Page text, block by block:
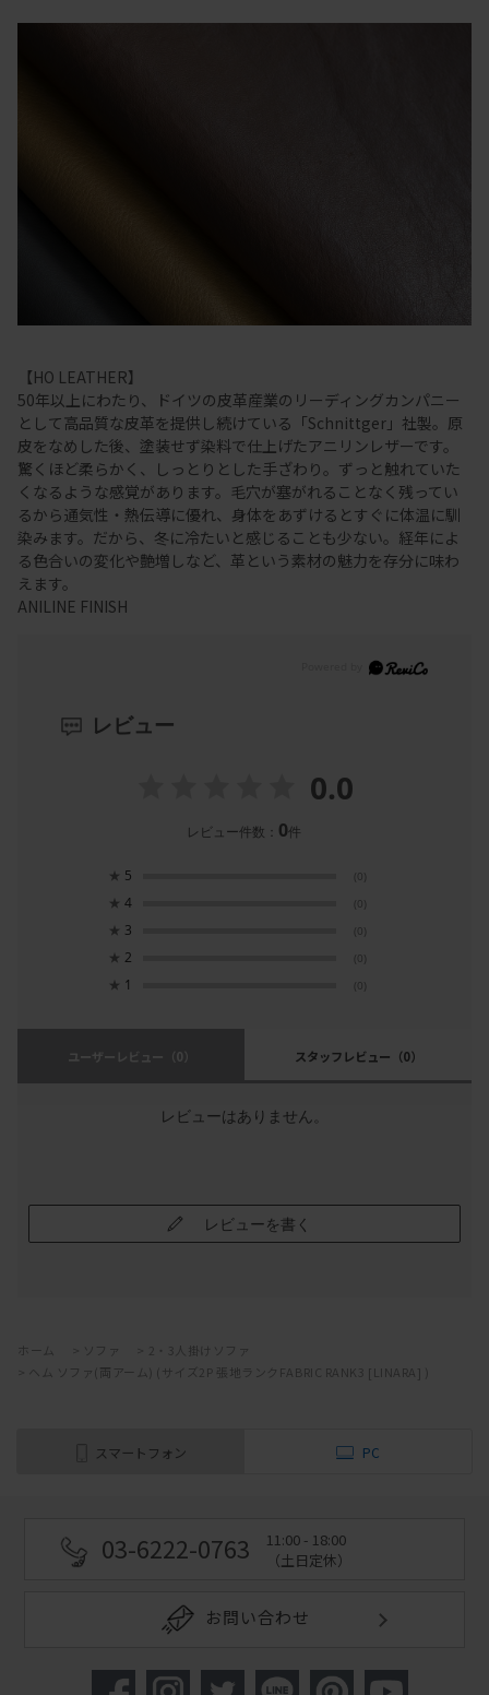
【HO LEATHER】
50年以上にわたり、ドイツの皮革産業のリーディングカンパニー
として高品質な皮革を提供し続けている「Schnittger」社製。原
皮をなめした後、塗装せず染料で仕上げたアニリンレザーです。
驚くほど柔らかく、しっとりとした手ざわり。ずっと触れていた
くなるような感覚があります。毛穴が塞がれることなく残ってい
るから通気性・熱伝導に優れ、身体をあずけるとすぐに体温に馴
染みます。だから、冬に冷たいと感じることも少ない。経年によ
る色合いの変化や艶増しなど、革という素材の魅力を存分に味わ
えます。
ANILINE FINISH
レビュー
0.0
レビュー件数： 0件
★ 5 (0)
★ 4 (0)
★ 3 (0)
★ 2 (0)
★ 1 (0)
ユーザーレビュー （0） スタッフレビュー （0）
レビューはありません。
レビューを書く
ホーム ソファ
2・3人掛けソファ
ヘム ソファ(両アーム) (サイズ2P 張地ランクFABRIC RANK3 [LINARA] )
スマートフォン PC
03-6222-0763
11:00 - 18:00
（土日定休）
お問い合わせ